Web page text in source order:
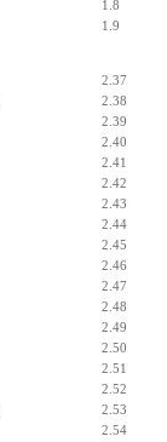
1.8
1.9
2.37
2.38
2.39
2.40
2.41
2.42
2.43
2.44
2.45
2.46
2.47
2.48
2.49
2.50
2.51
2.52
2.53
2.54